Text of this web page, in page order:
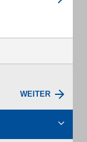
WEITER